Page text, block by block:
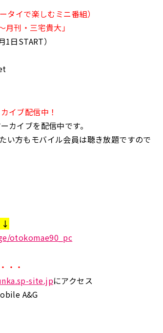
イで楽しむミニ番組）
刊・三宅貴大」
日START）
イブ配信中！
カイブを配信中です。
い方もモバイル会員は聴き放題ですので
otokomae90_pc
・・
site.jpにアクセス
A&G